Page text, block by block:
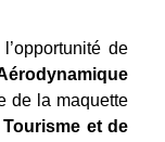
de
de la maquette
et de